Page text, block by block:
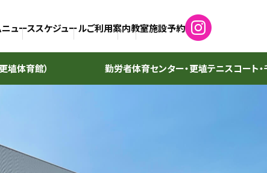
埴体育館） 勤労者体育センター・更埴テニスコート
ニューススケジュールご利用案内教室施設予約